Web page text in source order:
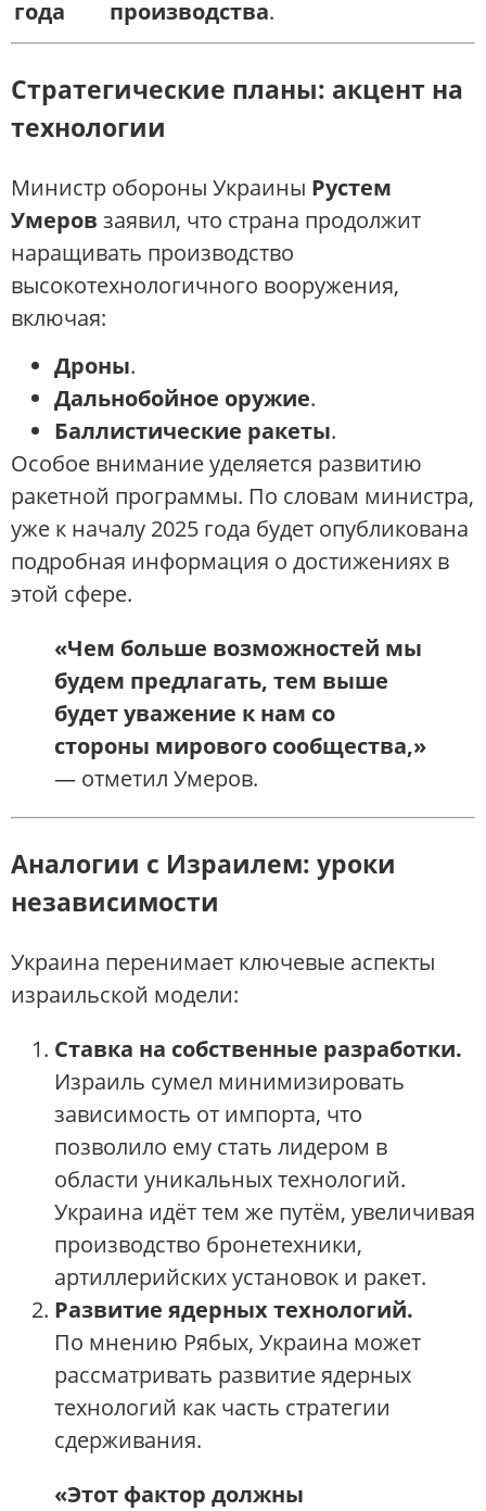
года
производства.
Стратегические планы: акцент на
технологии
Министр обороны Украины Рустем
Умеров заявил, что страна продолжит
наращивать производство
высокотехнологичного вооружения,
включая:
Дроны.
Дальнобойное оружие.
Баллистические ракеты.
Особое внимание уделяется развитию
ракетной программы. По словам министра,
уже к началу 2025 года будет опубликована
подробная информация о достижениях в
этой сфере.
«Чем больше возможностей мы
будем предлагать, тем выше
будет уважение к нам со
стороны мирового сообщества,»
— отметил Умеров.
Аналогии с Израилем: уроки
независимости
Украина перенимает ключевые аспекты
израильской модели:
Ставка на собственные разработки.
Израиль сумел минимизировать
зависимость от импорта, что
позволило ему стать лидером в
области уникальных технологий.
Украина идёт тем же путём, увеличивая
производство бронетехники,
артиллерийских установок и ракет.
Развитие ядерных технологий.
По мнению Рябых, Украина может
рассматривать развитие ядерных
технологий как часть стратегии
сдерживания.
«Этот фактор должны